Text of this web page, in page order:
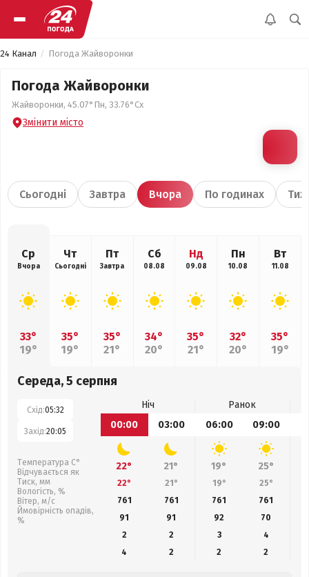
24 Канал Погода Жайворонки
Погода Жайворонки
Жайворонки, 45.07°Пн, 33.76°Сх
Змінити місто
Сьогодні Завтра Вчора По годинах
Ср
Вчора
33°
19°
Чт
Сьогодні
35°
19°
Пт
Завтра
35°
21°
Сб
08.08
34°
20°
Нд
09.08
35°
21°
Пн
10.08
32°
20°
Вт
11.08
35°
19°
Середа, 5 серпня
Схід:05:32
Захід:20:05
Температура С°
Відчувається як
Тиск, мм
Вологість, %
Вітер, м/с
Ймовірність опадів,
%
Ніч
Ранок
00:00
03:00 06:00 09:00
22° 21° 19° 25°
22° 21° 19° 25°
761
761 761 761
91
91 92 70
2
2 3
4
4
2 2 2